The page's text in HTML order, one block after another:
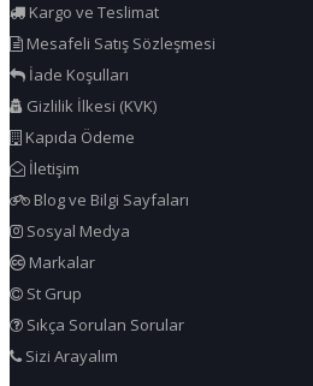
Kargo ve Teslimat
Mesafeli Satış Sözleşmesi
İade Koşulları
Gizlilik İlkesi (KVK)
Kapıda Ödeme
İletişim
Blog ve Bilgi Sayfaları
Sosyal Medya
Markalar
St Grup
Sıkça Sorulan Sorular
Sizi Arayalım